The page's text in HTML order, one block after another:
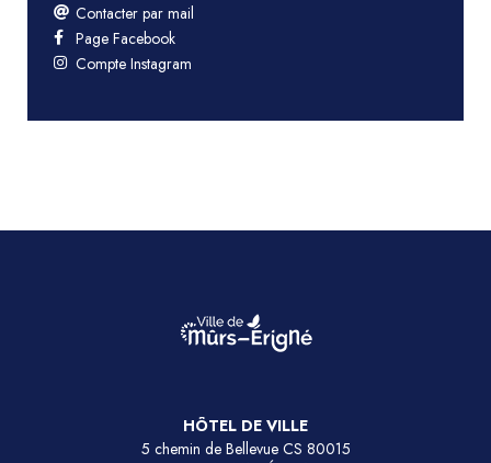
Contacter par mail
Page Facebook
Compte Instagram
HÔTEL DE VILLE
5 chemin de Bellevue CS 80015